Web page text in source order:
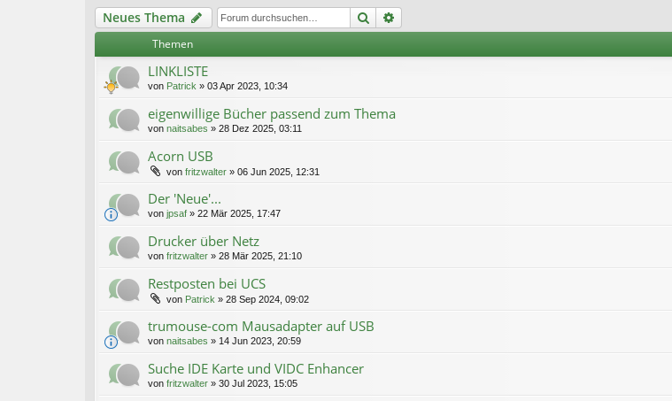
Neues Thema Suche
Themen
LINKLISTE
von Patrick » 03 Apr 2023, 10:34
eigenwillige Bücher passend zum Thema
von naitsabes » 28 Dez 2025, 03:11
Acorn USB
von fritzwalter » 06 Jun 2025, 12:31
Der 'Neue'...
von jpsaf » 22 Mär 2025, 17:47
Drucker über Netz
von fritzwalter » 28 Mär 2025, 21:10
Restposten bei UCS
von Patrick » 28 Sep 2024, 09:02
trumouse-com Mausadapter auf USB
von naitsabes » 14 Jun 2023, 20:59
Suche IDE Karte und VIDC Enhancer
von fritzwalter » 30 Jul 2023, 15:05